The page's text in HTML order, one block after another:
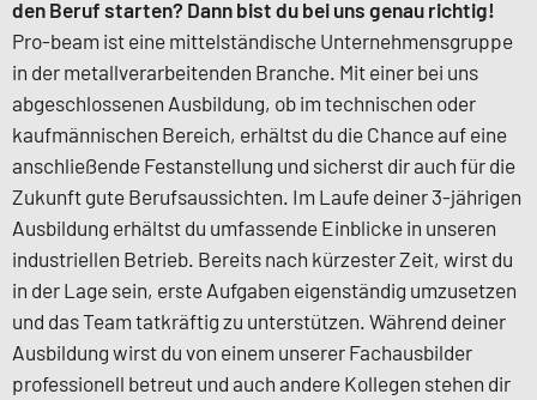
den Beruf starten? Dann bist du bei uns genau richtig!
Pro-beam ist eine mittelständische Unternehmensgruppe
in der metallverarbeitenden Branche. Mit einer bei uns
abgeschlossenen Ausbildung, ob im technischen oder
kaufmännischen Bereich, erhältst du die Chance auf eine
anschließende Festanstellung und sicherst dir auch für die
Zukunft gute Berufsaussichten. Im Laufe deiner 3-jährigen
Ausbildung erhältst du umfassende Einblicke in unseren
industriellen Betrieb. Bereits nach kürzester Zeit, wirst du
in der Lage sein, erste Aufgaben eigenständig umzusetzen
und das Team tatkräftig zu unterstützen. Während deiner
Ausbildung wirst du von einem unserer Fachausbilder
professionell betreut und auch andere Kollegen stehen dir